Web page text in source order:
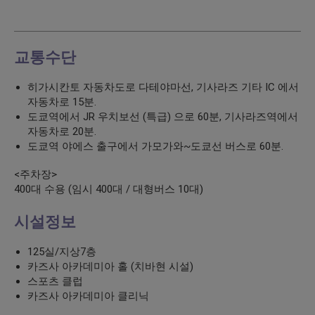
교통수단
히가시칸토 자동차도로 다테야마선, 기사라즈 기타 IC 에서
자동차로 15분.
도쿄역에서 JR 우치보선 (특급) 으로 60분, 기사라즈역에서
자동차로 20분.
도쿄역 야에스 출구에서 가모가와~도쿄선 버스로 60분.
<주차장>
400대 수용 (임시 400대 / 대형버스 10대)
시설정보
125실/지상7층
카즈사 아카데미아 홀 (치바현 시설)
스포츠 클럽
카즈사 아카데미아 클리닉